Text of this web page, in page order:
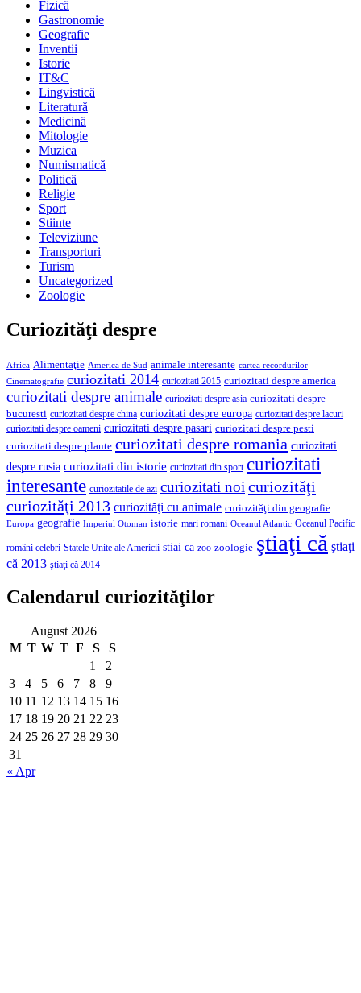
Fizică
Gastronomie
Geografie
Inventii
Istorie
IT&C
Lingvistică
Literatură
Medicină
Mitologie
Muzica
Numismatică
Politică
Religie
Sport
Stiinte
Televiziune
Transporturi
Turism
Uncategorized
Zoologie
Curiozităţi despre
Africa Alimentaţie America de Sud animale interesante cartea recordurilor
Cinematografie curiozitati 2014 curiozitati 2015 curiozitati despre america
curiozitati despre animale curiozitati despre asia curiozitati despre
bucuresti curiozitati despre china curiozitati despre europa curiozitati despre lacuri
curiozitati despre oameni curiozitati despre pasari curiozitati despre pesti
curiozitati despre plante curiozitati despre romania curiozitati
despre rusia curiozitati din istorie curiozitati din sport curiozitati
interesante curiozitatile de azi curiozitati noi curiozităţi
curiozităţi 2013 curiozităţi cu animale curiozităţi din geografie
Europa geografie Imperiul Otoman istorie mari romani Oceanul Atlantic Oceanul Pacific
români celebri Statele Unite ale Americii stiai ca zoo zoologie ştiaţi că ştiaţi
că 2013 ştiaţi că 2014
Calendarul curiozităţilor
August 2026
M T W T F S
S
1
2
3
4 5 6 7 8
9
10 11 12 13 14 15 16
17 18 19 20 21 22 23
24 25 26 27 28 29 30
31
« Apr